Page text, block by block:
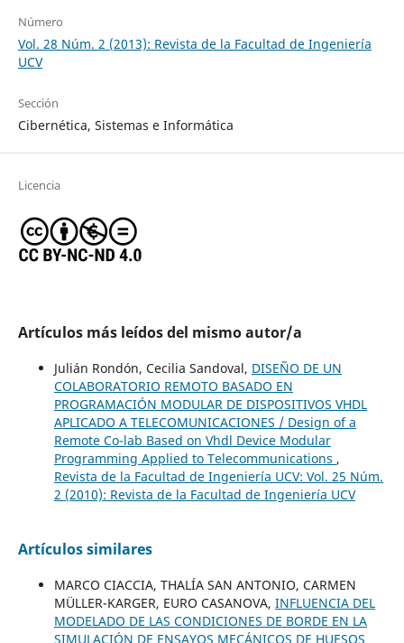
Número
Vol. 28 Núm. 2 (2013): Revista de la Facultad de Ingeniería
UCV
Sección
Cibernética, Sistemas e Informática
Licencia
Artículos más leídos del mismo autor/a
Julián Rondón, Cecilia Sandoval, DISEÑO DE UN
COLABORATORIO REMOTO BASADO EN
PROGRAMACIÓN MODULAR DE DISPOSITIVOS VHDL
APLICADO A TELECOMUNICACIONES / Design of a
Remote Co-lab Based on Vhdl Device Modular
Programming Applied to Telecommunications ,
Revista de la Facultad de Ingeniería UCV: Vol. 25 Núm.
2 (2010): Revista de la Facultad de Ingeniería UCV
Artículos similares
MARCO CIACCIA, THALÍA SAN ANTONIO, CARMEN
MÜLLER-KARGER, EURO CASANOVA, INFLUENCIA DEL
MODELADO DE LAS CONDICIONES DE BORDE EN LA
SIMULACIÓN DE ENSAYOS MECÁNICOS DE HUESOS